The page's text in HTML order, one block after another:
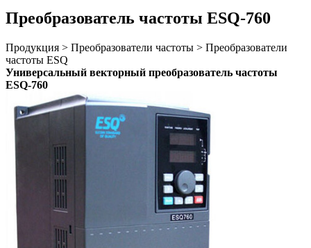
Преобразователь частоты ESQ-760
Продукция > Преобразователи частоты > Преобразователи
частоты ESQ
Универсальный векторный преобразователь частоты
ESQ-760